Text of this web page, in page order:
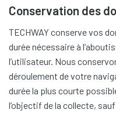
Conservation des
TECHWAY conserve vos
durée nécessaire à
l’utilisateur. Nous
déroulement de votre
durée la plus courte
l’objectif de la collecte,